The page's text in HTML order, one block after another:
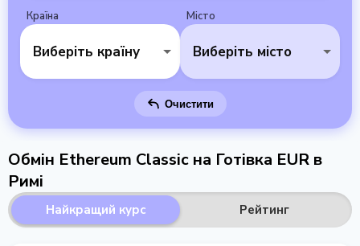
Країна
Виберіть країну
Місто
Виберіть місто
Очистити
Обмін Ethereum Classic на Готівка EUR в
Римі
Найкращий курс Рейтинг